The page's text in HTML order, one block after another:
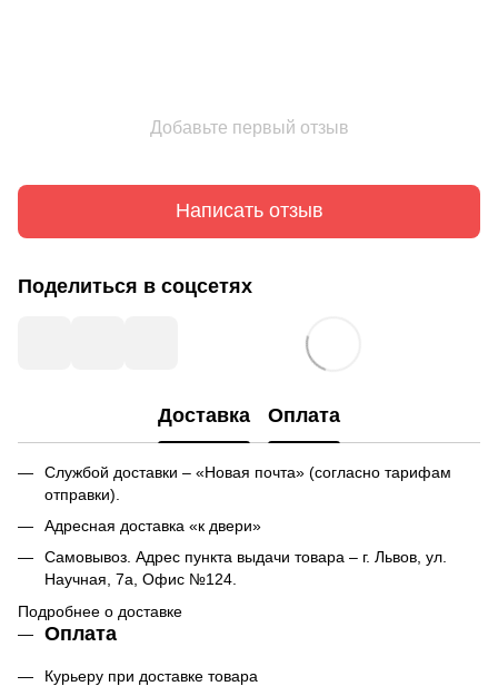
Добавьте первый отзыв
Написать отзыв
Поделиться в соцсетях
Доставка Оплата
Службой доставки – «Новая почта» (согласно тарифам
отправки).
Адресная доставка «к двери»
Самовывоз. Адрес пункта выдачи товара – г. Львов, ул.
Научная, 7а, Офис №124.
Подробнее о доставке
Оплата
Курьеру при доставке товара